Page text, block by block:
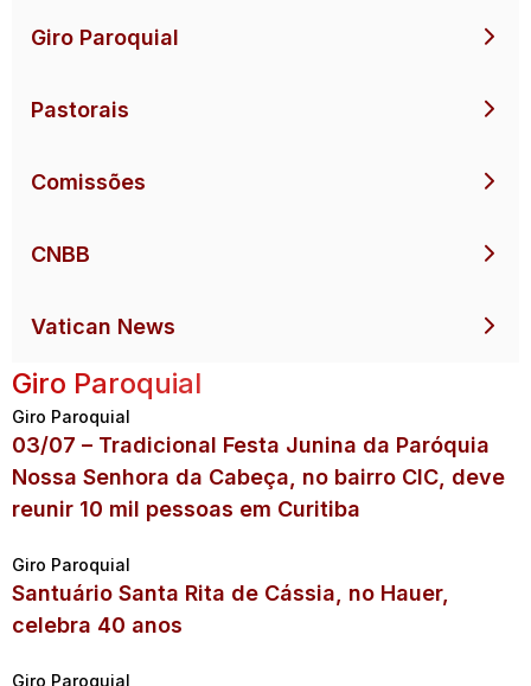
Giro Paroquial
Pastorais
Comissões
CNBB
Vatican News
Giro Paroquial
Giro Paroquial
03/07 – Tradicional Festa Junina da Paróquia
Nossa Senhora da Cabeça, no bairro CIC, deve
reunir 10 mil pessoas em Curitiba
Giro Paroquial
Santuário Santa Rita de Cássia, no Hauer,
celebra 40 anos
Giro Paroquial